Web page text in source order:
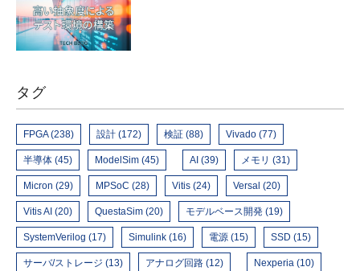
タグ
FPGA (238) 設計 (172) 検証 (88) Vivado (77)
半導体 (45) ModelSim (45) AI (39) メモリ (31)
Micron (29) MPSoC (28) Vitis (24) Versal (20)
Vitis AI (20) QuestaSim (20) モデルベース開発 (19)
SystemVerilog (17) Simulink (16) 電源 (15) SSD (15)
サーバ/ストレージ (13) アナログ回路 (12) Nexperia (10)